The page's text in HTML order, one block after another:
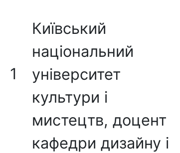
1
Київський
національний
університет
культури і
мистецтв, доцент
кафедри дизайну і